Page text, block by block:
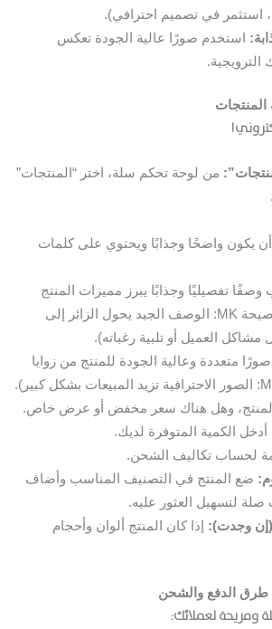
استثمر في تصميم احترافي).
استخدم صورًا عالية الجودة تعكس
المنتجات
من لوحة تحكم سلة، اختر “المنتجات”
يكون واضحًا وجذابًا ويحتوي على كلمات
وصفًا تفصيليًا وجذابًا يبرز مميزات المنتج
وفوائده للعميل. (نصيحة MK: الوصف الجيد يحول الزائر إلى
العميل أو تلبية رغباته).
متعددة وعالية الجودة للمنتج من زوايا
وهل هناك سعر مخفض أو عرض خاص.
أدخل الكمية المتوفرة لديك.
لحساب تكاليف الشحن.
ضع المنتج في التصنيف المناسب وأضاف
(إن وجدت): إذا كان المنتج ألوان وأحجام
طرق الدفع والشحن
ومريحة لعملائك: